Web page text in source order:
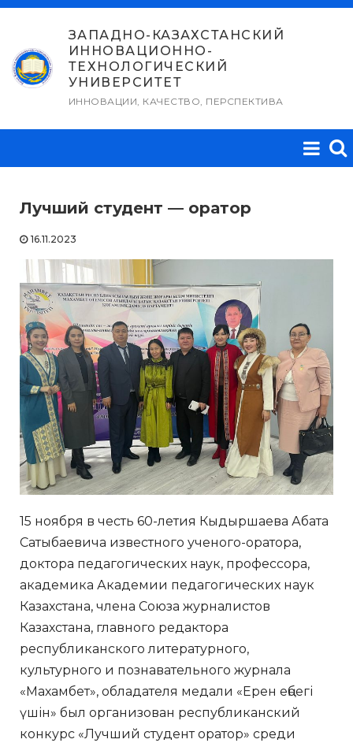
Перейти
содержимому
ЗАПАДНО-КАЗАХСТАНСКИЙ
ИННОВАЦИОННО-
ТЕХНОЛОГИЧЕСКИЙ
УНИВЕРСИТЕТ
ИННОВАЦИИ, КАЧЕСТВО, ПЕРСПЕКТИВА
Лучший студент — оратор
16.11.2023
15 ноября в честь 60-летия Кыдыршаева Абата
Сатыбаевича известного ученого-оратора,
доктора педагогических наук, профессора,
академика Академии педагогических наук
Казахстана, члена Союза журналистов
Казахстана, главного редактора
республиканского литературного,
культурного и познавательного журнала
«Махамбет», обладателя медали «Ерен еңбегі
үшін» был организован республиканский
конкурс «Лучший студент оратор» среди